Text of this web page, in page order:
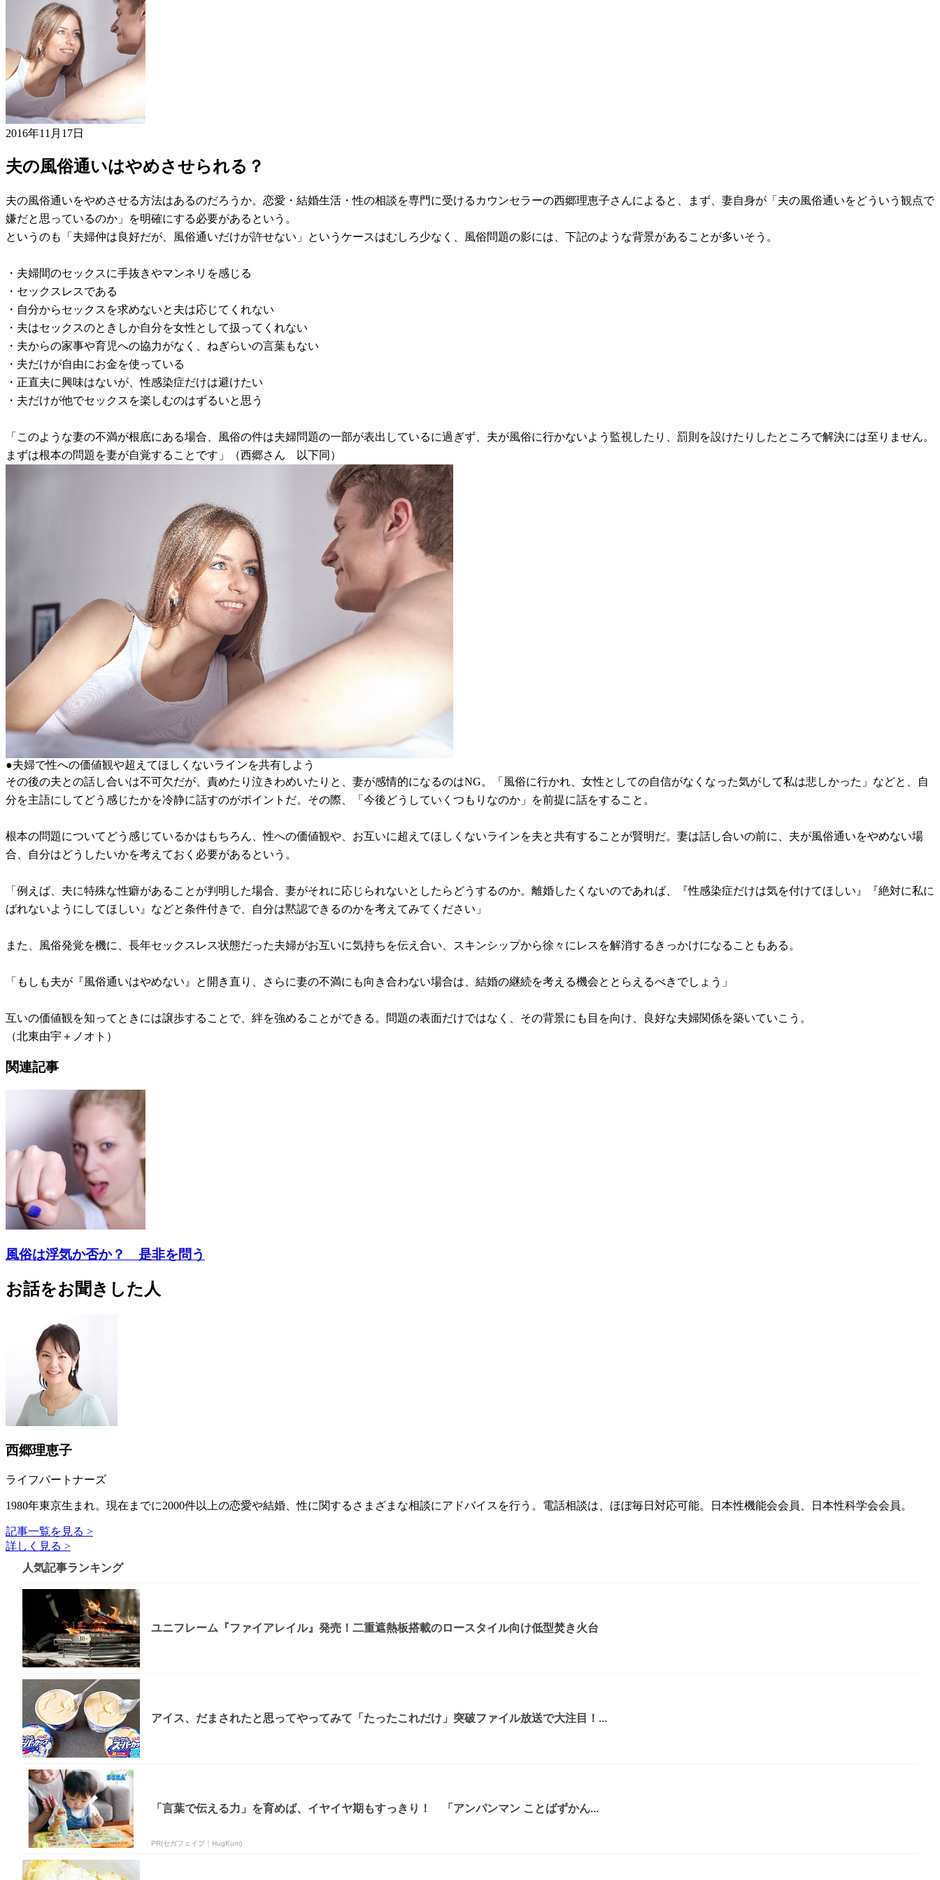
2016年11月17日
夫の風俗通いはやめさせられる？
夫の風俗通いをやめさせる方法はあるのだろうか。恋愛・結婚生活・性の相談を専門に受けるカウンセラーの西郷理恵子さんによると、まず、妻自身が「夫の風俗通いをどういう観点で
嫌だと思っているのか」を明確にする必要があるという。
というのも「夫婦仲は良好だが、風俗通いだけが許せない」というケースはむしろ少なく、風俗問題の影には、下記のような背景があることが多いそう。
・夫婦間のセックスに手抜きやマンネリを感じる
・セックスレスである
・自分からセックスを求めないと夫は応じてくれない
・夫はセックスのときしか自分を女性として扱ってくれない
・夫からの家事や育児への協力がなく、ねぎらいの言葉もない
・夫だけが自由にお金を使っている
・正直夫に興味はないが、性感染症だけは避けたい
・夫だけが他でセックスを楽しむのはずるいと思う
「このような妻の不満が根底にある場合、風俗の件は夫婦問題の一部が表出しているに過ぎず、夫が風俗に行かないよう監視したり、罰則を設けたりしたところで解決には至りません。
まずは根本の問題を妻が自覚することです」（西郷さん 以下同）
●夫婦で性への価値観や超えてほしくないラインを共有しよう
その後の夫との話し合いは不可欠だが、責めたり泣きわめいたりと、妻が感情的になるのはNG。「風俗に行かれ、女性としての自信がなくなった気がして私は悲しかった」などと、自
分を主語にしてどう感じたかを冷静に話すのがポイントだ。その際、「今後どうしていくつもりなのか」を前提に話をすること。
根本の問題についてどう感じているかはもちろん、性への価値観や、お互いに超えてほしくないラインを夫と共有することが賢明だ。妻は話し合いの前に、夫が風俗通いをやめない場
合、自分はどうしたいかを考えておく必要があるという。
「例えば、夫に特殊な性癖があることが判明した場合、妻がそれに応じられないとしたらどうするのか。離婚したくないのであれば、『性感染症だけは気を付けてほしい』『絶対に私に
ばれないようにしてほしい』などと条件付きで、自分は黙認できるのかを考えてみてください」
また、風俗発覚を機に、長年セックスレス状態だった夫婦がお互いに気持ちを伝え合い、スキンシップから徐々にレスを解消するきっかけになることもある。
「もしも夫が『風俗通いはやめない』と開き直り、さらに妻の不満にも向き合わない場合は、結婚の継続を考える機会ととらえるべきでしょう」
互いの価値観を知ってときには譲歩することで、絆を強めることができる。問題の表面だけではなく、その背景にも目を向け、良好な夫婦関係を築いていこう。
（北東由宇＋ノオト）
関連記事
風俗は浮気か否か？ 是非を問う
お話をお聞きした人
西郷理恵子
ライフパートナーズ
1980年東京生まれ。現在までに2000件以上の恋愛や結婚、性に関するさまざまな相談にアドバイスを行う。電話相談は、ほぼ毎日対応可能。日本性機能会会員、日本性科学会会員。
記事一覧を見る >
詳しく見る >
人気記事ランキング
ユニフレーム『ファイアレイル』発売！二重遮熱板搭載のロースタイル向け低型焚き火台
アイス、だまされたと思ってやってみて「たったこれだけ」突破ファイル放送で大注目！...
「言葉で伝える力」を育めば、イヤイヤ期もすっきり！ 「アンパンマン ことばずかん...
PR(セガフェイブ｜HugKum)